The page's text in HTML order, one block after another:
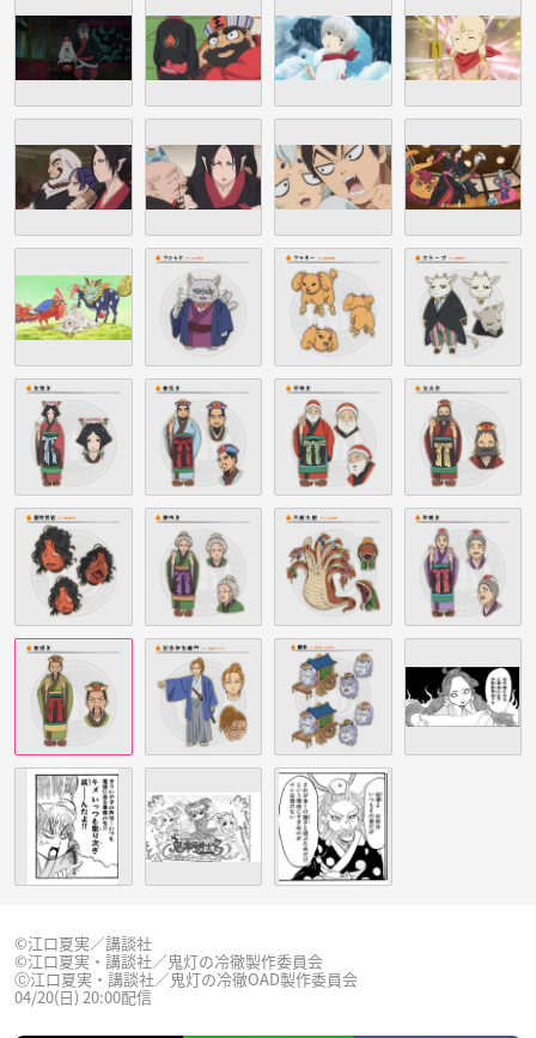
©江口夏実／講談社
©江口夏実・講談社／鬼灯の冷徹製作委員会
Ⓒ江口夏実・講談社／鬼灯の冷徹OAD製作委員会
04/20(日) 20:00配信